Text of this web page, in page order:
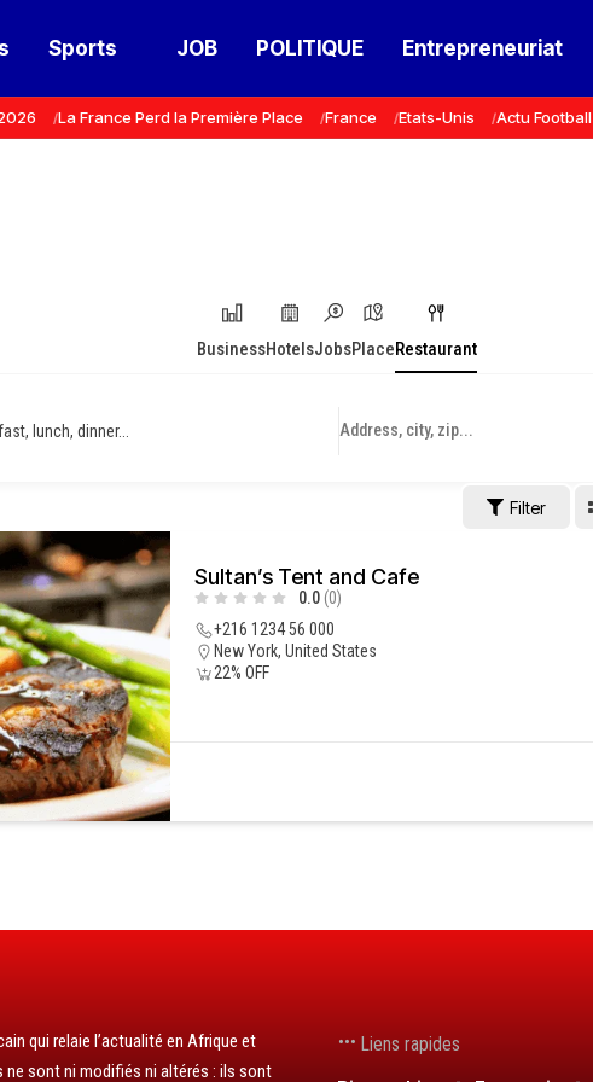
Sports JOB POLITIQUE Entrepreneuriat
La France Perd la Première Place France Etats-Unis Actu Football
BusinessHotelsJobsPlaceRestaurant
lunch, dinner...
Filter
Sultan’s Tent and Cafe
0.0 (0)
+216 1234 56 000
New York, United States
22% OFF
qui relaie l’actualité en Afrique et
ne sont ni modifiés ni altérés : ils sont
Liens rapides